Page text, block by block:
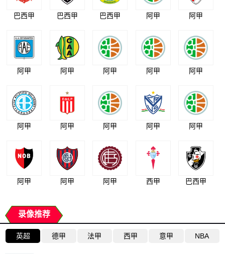
巴西甲 巴西甲 巴西甲 阿甲 阿甲
阿甲 阿甲 阿甲 阿甲 阿甲
阿甲 阿甲 阿甲 阿甲 阿甲
阿甲 阿甲 阿甲 西甲 巴西甲
录像推荐
英超 德甲 法甲 西甲 意甲 NBA